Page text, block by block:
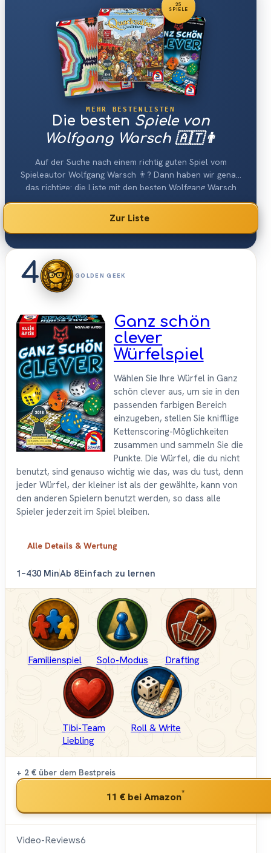
25
SPIELE
MEHR BESTENLISTEN
Die besten Spiele von
Wolfgang Warsch 🇦🇹👨
Auf der Suche nach einem richtig guten Spiel vom
Spieleautor Wolfgang Warsch 👨? Dann haben wir genau
das richtige: die Liste mit den besten Wolfgang Warsch
Spielen 2026.
Zur Liste
4 GOLDEN GEEK
Ganz schön
clever
Würfelspiel
Wählen Sie Ihre Würfel in Ganz
schön clever aus, um sie in den
passenden farbigen Bereich
einzugeben, stellen Sie knifflige
Kettenscoring-Möglichkeiten
zusammen und sammeln Sie die
Punkte. Die Würfel, die du nicht
benutzt, sind genauso wichtig wie das, was du tust, denn
jeder Würfel, der kleiner ist als der gewählte, kann von
den anderen Spielern benutzt werden, so dass alle
Spieler jederzeit im Spiel bleiben.
Alle Details & Wertung
1–430 MinAb 8Einfach zu lernen
Familienspiel Solo-Modus Drafting
Tibi-Team
Liebling
Roll & Write
+ 2 € über dem Bestpreis
11 € bei Amazon*
Video-Reviews6